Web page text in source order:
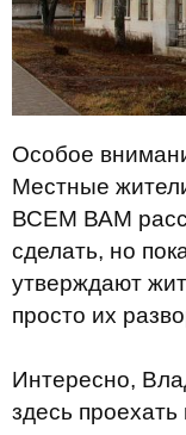
Особое
Местные
ВСЕМ ВАМ
сделать, но
утверждают
просто их
Интересно,
здесь